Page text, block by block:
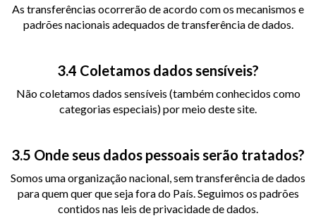
As transferências ocorrerão de acordo com os mecanismos e
padrões nacionais adequados de transferência de dados.
3.4 Coletamos dados sensíveis?
Não coletamos dados sensíveis (também conhecidos como
categorias especiais) por meio deste site.
3.5 Onde seus dados pessoais serão tratados?
Somos uma organização nacional, sem transferência de dados
para quem quer que seja fora do País. Seguimos os padrões
contidos nas leis de privacidade de dados.